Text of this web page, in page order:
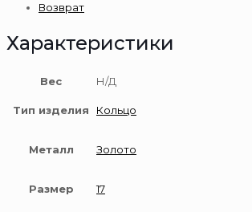
Возврат
Характеристики
Вес Н/Д
Тип изделия Кольцо
Металл Золото
Размер 17